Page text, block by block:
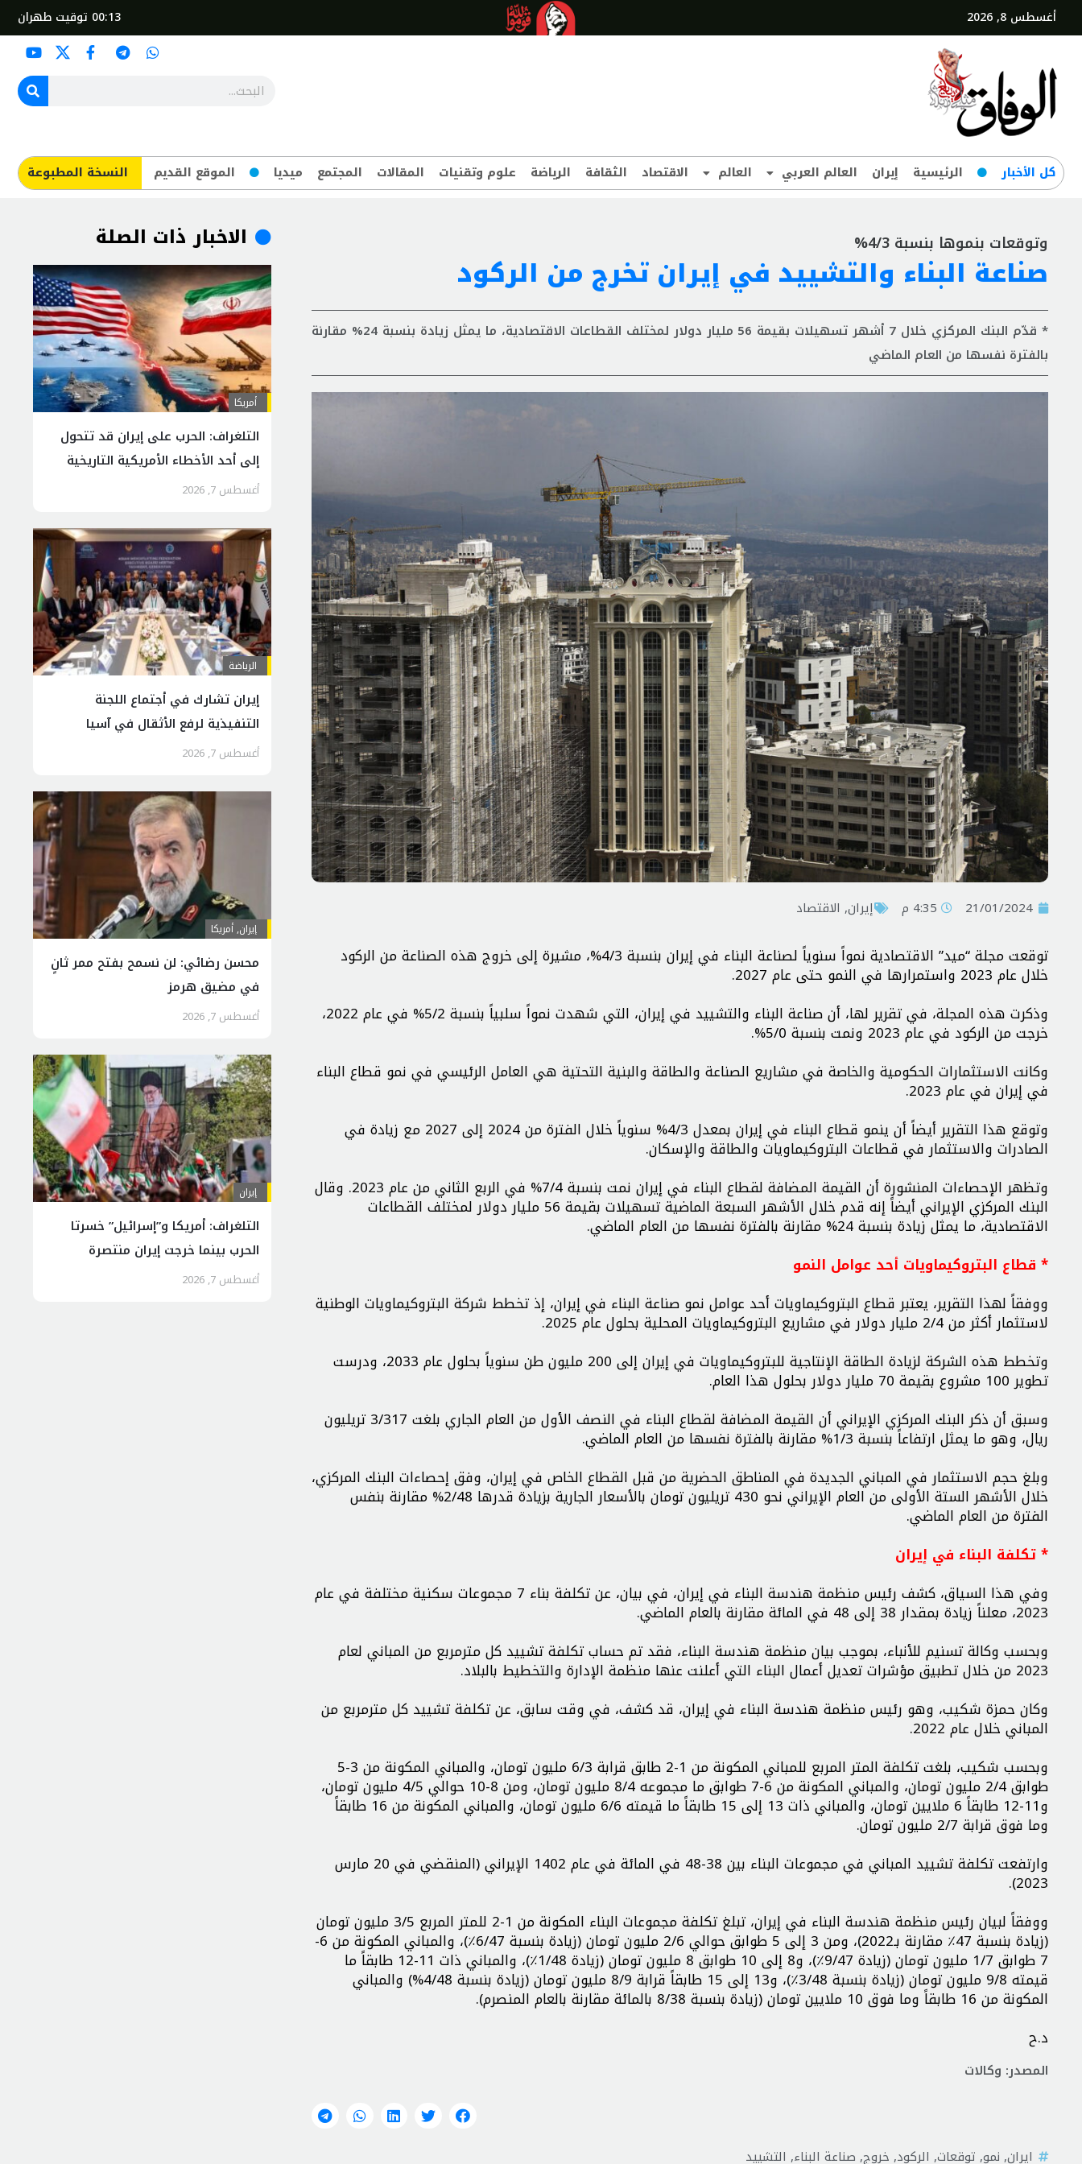
أغسطس 8, 2026 00:13 توقيت طهران
کل‌ الأخبار الرئيسية إيران العالم العربي العالم الاقتصاد الثقافة الرياضة علوم وتقنيات المقالات المجتمع ميديا الموقع القديم ​النسخة المطبوعة
وتوقعات بنموها بنسبة 4/3%
صناعة البناء والتشييد في إيران تخرج من الركود
* قدّم البنك المركزي خلال 7 أشهر تسهيلات بقيمة 56 مليار دولار لمختلف القطاعات الاقتصادية، ما يمثل زيادة بنسبة 24% مقارنة
بالفترة نفسها من العام الماضي
21/01/2024 4:35 م إيران, الاقتصاد
توقعت مجلة “ميد” الاقتصادية نمواً سنوياً لصناعة البناء في إيران بنسبة 4/3%، مشيرة إلى خروج هذه الصناعة من الركود
خلال عام 2023 واستمرارها في النمو حتى عام 2027.
وذكرت هذه المجلة، في تقرير لها، أن صناعة البناء والتشييد في إيران، التي شهدت نمواً سلبياً بنسبة 5/2% في عام 2022،
خرجت من الركود في عام 2023 ونمت بنسبة 5/0%.
وكانت الاستثمارات الحكومية والخاصة في مشاريع الصناعة والطاقة والبنية التحتية هي العامل الرئيسي في نمو قطاع البناء
في إيران في عام 2023.
وتوقع هذا التقرير أيضاً أن ينمو قطاع البناء في إيران بمعدل 4/3% سنوياً خلال الفترة من 2024 إلى 2027 مع زيادة في
الصادرات والاستثمار في قطاعات البتروكيماويات والطاقة والإسكان.
وتظهر الإحصاءات المنشورة أن القيمة المضافة لقطاع البناء في إيران نمت بنسبة 7/4% في الربع الثاني من عام 2023. وقال
البنك المركزي الإيراني أيضاً إنه قدم خلال الأشهر السبعة الماضية تسهيلات بقيمة 56 مليار دولار لمختلف القطاعات
الاقتصادية، ما يمثل زيادة بنسبة 24% مقارنة بالفترة نفسها من العام الماضي.
* قطاع البتروكيماويات أحد عوامل النمو
ووفقاً لهذا التقرير، يعتبر قطاع البتروكيماويات أحد عوامل نمو صناعة البناء في إيران، إذ تخطط شركة البتروكيماويات الوطنية
لاستثمار أكثر من 2/4 مليار دولار في مشاريع البتروكيماويات المحلية بحلول عام 2025.
وتخطط هذه الشركة لزيادة الطاقة الإنتاجية للبتروكيماويات في إيران إلى 200 مليون طن سنوياً بحلول عام 2033، ودرست
تطوير 100 مشروع بقيمة 70 مليار دولار بحلول هذا العام.
وسبق أن ذكر البنك المركزي الإيراني أن القيمة المضافة لقطاع البناء في النصف الأول من العام الجاري بلغت 3/317 تريليون
ريال، وهو ما يمثل ارتفاعاً بنسبة 1/3% مقارنة بالفترة نفسها من العام الماضي.
وبلغ حجم الاستثمار في المباني الجديدة في المناطق الحضرية من قبل القطاع الخاص في إيران، وفق إحصاءات البنك المركزي،
خلال الأشهر الستة الأولى من العام الإيراني نحو 430 تريليون تومان بالأسعار الجارية بزيادة قدرها 2/48% مقارنة بنفس
الفترة من العام الماضي.
* تكلفة البناء في إيران
وفي هذا السياق، كشف رئيس منظمة هندسة البناء في إيران، في بيان، عن تكلفة بناء 7 مجموعات سكنية مختلفة في عام
2023، معلناً زيادة بمقدار 38 إلى 48 في المائة مقارنة بالعام الماضي.
وبحسب وكالة تسنيم للأنباء، بموجب بيان منظمة هندسة البناء، فقد تم حساب تكلفة تشييد كل مترمربع من المباني لعام
2023 من خلال تطبيق مؤشرات تعديل أعمال البناء التي أعلنت عنها منظمة الإدارة والتخطيط بالبلاد.
وكان حمزة شكيب، وهو رئيس منظمة هندسة البناء في إيران، قد كشف، في وقت سابق، عن تكلفة تشييد كل مترمربع من
المباني خلال عام 2022.
وبحسب شكيب، بلغت تكلفة المتر المربع للمباني المكونة من 1-2 طابق قرابة 6/3 مليون تومان، والمباني المكونة من 3-5
طوابق 2/4 مليون تومان، والمباني المكونة من 6-7 طوابق ما مجموعه 8/4 مليون تومان، ومن 8-10 حوالي 4/5 مليون تومان،
و11-12 طابقاً 6 ملايين تومان، والمباني ذات 13 إلى 15 طابقاً ما قيمته 6/6 مليون تومان، والمباني المكونة من 16 طابقاً
وما فوق قرابة 2/7 مليون تومان.
وارتفعت تكلفة تشييد المباني في مجموعات البناء بين 38-48 في المائة في عام 1402 الإيراني (المنقضي في 20 مارس
2023).
ووفقاً لبيان رئيس منظمة هندسة البناء في إيران، تبلغ تكلفة مجموعات البناء المكونة من 1-2 للمتر المربع 3/5 مليون تومان
(زيادة بنسبة 47٪ مقارنة بـ2022)، ومن 3 إلى 5 طوابق حوالي 2/6 مليون تومان (زيادة بنسبة 6/47٪)، والمباني المكونة من 6-
7 طوابق 1/7 مليون تومان (زيادة 9/47٪)، و8 إلى 10 طوابق 8 مليون تومان (زيادة 1/48٪)، والمباني ذات 11-12 طابقاً ما
قيمته 9/8 مليون تومان (زيادة بنسبة 3/48٪)، و13 إلى 15 طابقاً قرابة 8/9 مليون تومان (زيادة بنسبة 4/48%) والمباني
المكونة من 16 طابقاً وما فوق 10 ملايين تومان (زيادة بنسبة 8/38 بالمائة مقارنة بالعام المنصرم).
د.ح
المصدر: وكالات
ايران, نمو, توقعات, الركود, خروج, صناعة البناء, التشييد
الاخبار ذات الصلة
أمريكا
التلغراف: الحرب على إيران قد تتحول
إلى أحد الأخطاء الأمريكية التاريخية
أغسطس 7, 2026
الرياضة
إيران تشارك في أجتماع اللجنة
التنفيذية لرفع الأثقال في آسيا
أغسطس 7, 2026
إيران,أمريكا
محسن رضائي: لن نسمح بفتح ممر ثانٍ
في مضيق هرمز
أغسطس 7, 2026
إيران
التلغراف: أمريكا و”إسرائيل” خسرتا
الحرب بينما خرجت إيران منتصرة
أغسطس 7, 2026